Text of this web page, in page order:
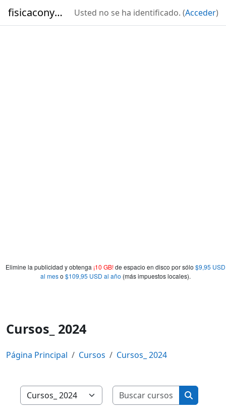
Elimine la publicidad y obtenga ¡10 GB!de espacio en disco por sólo $9,95 USD
al meso $109,95 USD al año (más impuestos locales).
fisicaconyirsen Usted no se ha identificado. (Acceder)
Cursos_ 2024
Página Principal Cursos Cursos_ 2024
Categorías
Buscar
Buscar